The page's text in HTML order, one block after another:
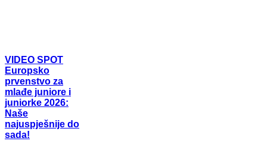
VIDEO SPOT
Europsko
prvenstvo za
mlađe juniore i
juniorke 2026:
Naše
najuspješnije do
sada!